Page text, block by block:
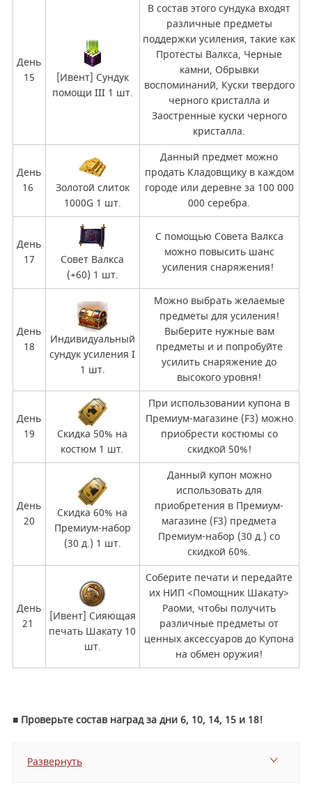
День
15
[Ивент] Сундук
помощи III 1 шт.
В состав этого сундука входят
различные предметы
поддержки усиления, такие как
Протесты Валкса, Черные
камни, Обрывки
воспоминаний, Куски твердого
черного кристалла и
Заостренные куски черного
кристалла.
День
16
Золотой слиток
1000G 1 шт.
Данный предмет можно
продать Кладовщику в каждом
городе или деревне за 100 000
000 серебра.
День
17
Совет Валкса
(+60) 1 шт.
С помощью Совета Валкса
можно повысить шанс
усиления снаряжения!
День
18
Индивидуальный
сундук усиления I
1 шт.
Можно выбрать желаемые
предметы для усиления!
Выберите нужные вам
предметы и и попробуйте
усилить снаряжение до
высокого уровня!
День
19
Скидка 50% на
костюм 1 шт.
При использовании купона в
Премиум-магазине (F3) можно
приобрести костюмы со
скидкой 50%!
День
20
Скидка 60% на
Премиум-набор
(30 д.) 1 шт.
Данный купон можно
использовать для
приобретения в Премиум-
магазине (F3) предмета
Премиум-набор (30 д.) со
скидкой 60%.
День
21
[Ивент] Сияющая
печать Шакату 10
шт.
Соберите печати и передайте
их НИП <Помощник Шакату>
Раоми, чтобы получить
различные предметы от
ценных аксессуаров до Купона
на обмен оружия!
■ Проверьте состав наград за дни 6, 10, 14, 15 и 18!
Развернуть